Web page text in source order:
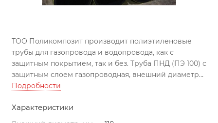
ТОО Поликомпозит производит полиэтиленовые
трубы для газопровода и водопровода, как с
защитным покрытием, так и без. Труба ПНД (ПЭ 100) с
защитным слоем газопроводная, внешний диаметр
110, SDR 21 изготовлена по ГОСТу, может
Подходит для строительства трубопроводов по
перекачиванию агрессивных жидкостей
Подробности
Характеристики